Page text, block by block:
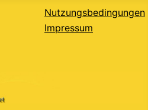
Nutzungsbedingungen
Impressum